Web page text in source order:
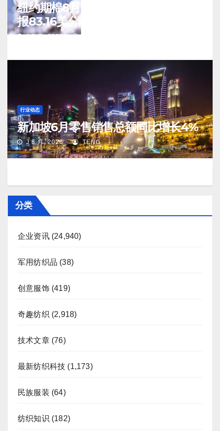
纽约期棉8月6日(周四)收涨12月合约
报83.16美分/磅
J 8 月, 2026 TENG
行业动态
新加坡6月零售销售总额同比增长4%
J 8 月, 2026 TENG
分类
企业资讯(24,940)
军用纺织品 (38)
创意服饰(419)
奇趣纺织 (2,918)
技术文章(76)
最新纺织科技 (1,173)
民族服装 (64)
纺织知识 (182)